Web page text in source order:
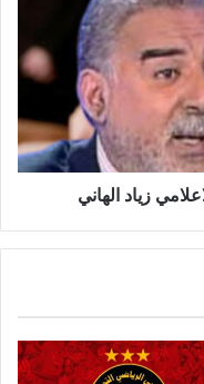
زياد الهاني